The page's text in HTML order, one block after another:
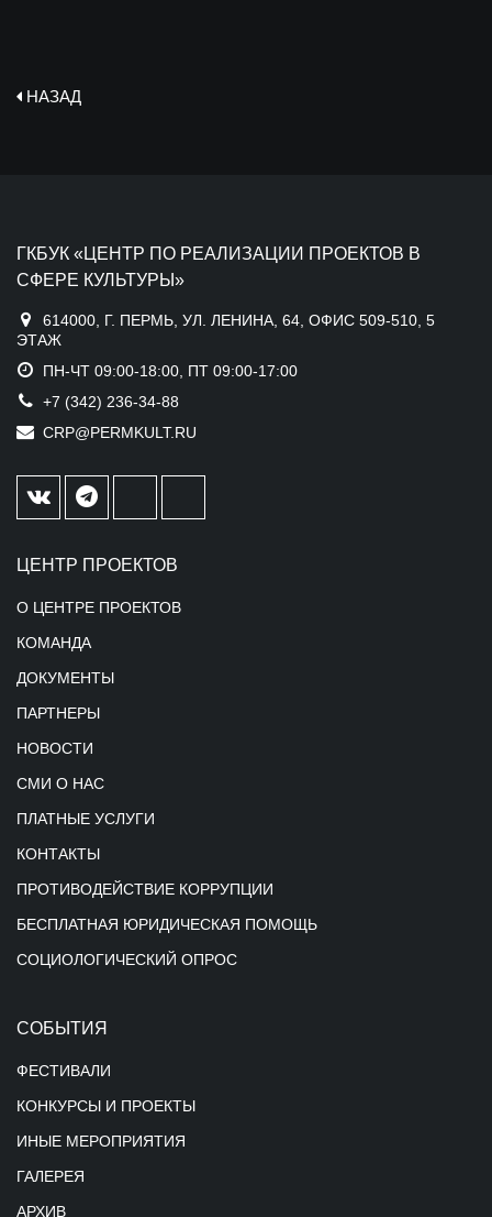
НАЗАД
ГКБУК «ЦЕНТР ПО РЕАЛИЗАЦИИ ПРОЕКТОВ В
СФЕРЕ КУЛЬТУРЫ»
614000, Г. ПЕРМЬ, УЛ. ЛЕНИНА, 64, ОФИС 509-510, 5
ЭТАЖ
ПН-ЧТ 09:00-18:00, ПТ 09:00-17:00
+7 (342) 236-34-88
CRP@PERMKULT.RU
ЦЕНТР ПРОЕКТОВ
О ЦЕНТРЕ ПРОЕКТОВ
КОМАНДА
ДОКУМЕНТЫ
ПАРТНЕРЫ
НОВОСТИ
СМИ О НАС
ПЛАТНЫЕ УСЛУГИ
КОНТАКТЫ
ПРОТИВОДЕЙСТВИЕ КОРРУПЦИИ
БЕСПЛАТНАЯ ЮРИДИЧЕСКАЯ ПОМОЩЬ
СОЦИОЛОГИЧЕСКИЙ ОПРОС
СОБЫТИЯ
ФЕСТИВАЛИ
КОНКУРСЫ И ПРОЕКТЫ
ИНЫЕ МЕРОПРИЯТИЯ
ГАЛЕРЕЯ
АРХИВ